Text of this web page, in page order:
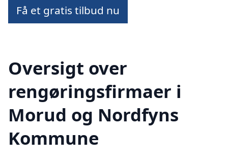
Få et gratis tilbud nu
Oversigt over
rengøringsfirmaer i
Morud og Nordfyns
Kommune